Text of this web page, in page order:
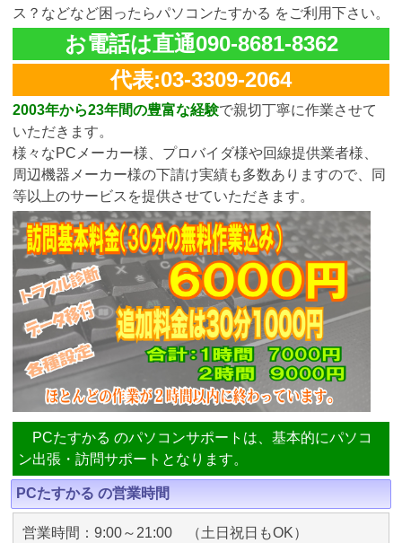
ス？などなど困ったらパソコンたすかる をご利用下さい。
お電話は直通090-8681-8362
代表:03-3309-2064
2003年から23年間の豊富な経験で親切丁寧に作業させて
いただきます。
様々なPCメーカー様、プロバイダ様や回線提供業者様、
周辺機器メーカー様の下請け実績も多数ありますので、同
等以上のサービスを提供させていただきます。
PCたすかる のパソコンサポートは、基本的にパソコ
ン出張・訪問サポートとなります。
PCたすかる の営業時間
営業時間：9:00～21:00 （土日祝日もOK）